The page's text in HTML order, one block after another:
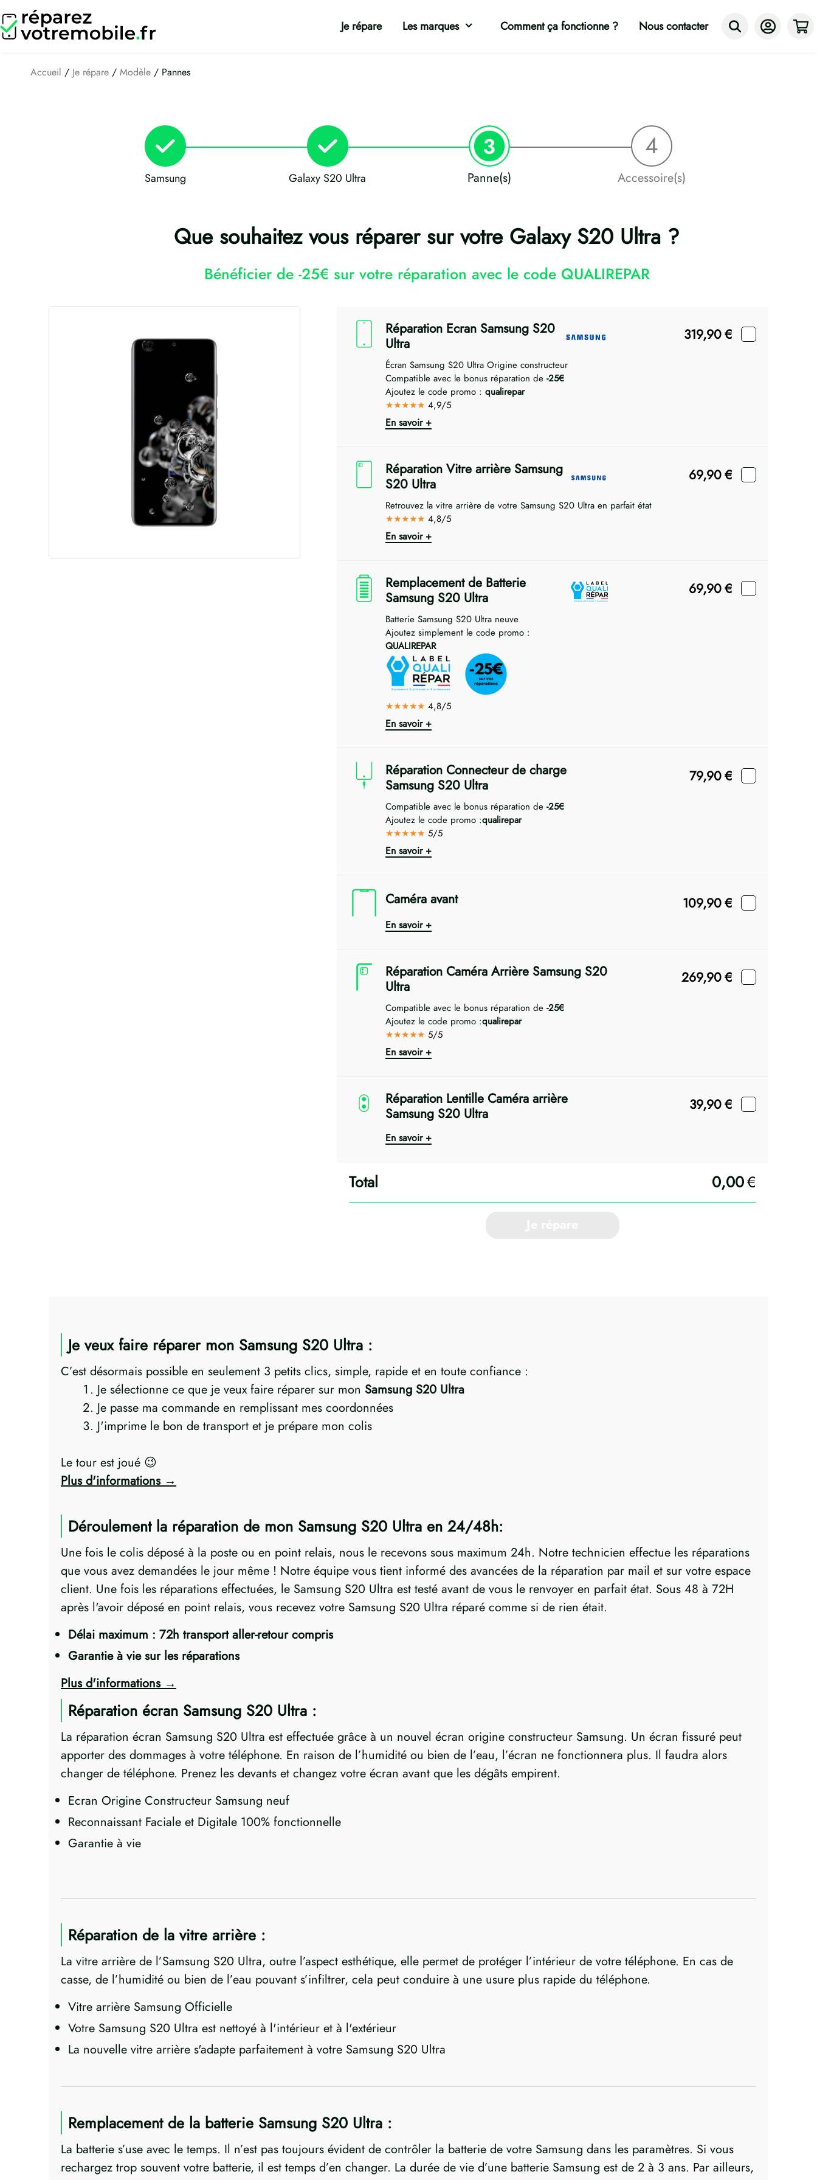
au
contenu Je répare Les marques Comment ça fonctionne ? Nous contacter
Accueil / Je répare / Modèle / Pannes
Samsung Galaxy S20 Ultra Panne(s) Accessoire(s)
Que souhaitez vous réparer sur votre Galaxy S20 Ultra ?
Bénéficier de -25€ sur votre réparation avec le code QUALIREPAR
Réparation Ecran Samsung S20
Ultra
319,90€
Écran Samsung S20 Ultra Origine constructeur
Compatible avec le bonus réparation de -25€
Ajoutez le code promo : qualirepar
★★★★★ 4,9/5
En savoir +
Réparation Vitre arrière Samsung
S20 Ultra
69,90€
Retrouvez la vitre arrière de votre Samsung S20 Ultra en parfait état
★★★★★ 4,8/5
En savoir +
Remplacement de Batterie
Samsung S20 Ultra
69,90€
Batterie Samsung S20 Ultra neuve
Ajoutez simplement le code promo :
QUALIREPAR
★★★★★ 4,8/5
En savoir +
Réparation Connecteur de charge
Samsung S20 Ultra
79,90€
Compatible avec le bonus réparation de -25€
Ajoutez le code promo :qualirepar
★★★★★ 5/5
En savoir +
Caméra avant 109,90€
En savoir +
Réparation Caméra Arrière Samsung S20
Ultra
269,90€
Compatible avec le bonus réparation de -25€
Ajoutez le code promo :qualirepar
★★★★★ 5/5
En savoir +
Réparation Lentille Caméra arrière
Samsung S20 Ultra
39,90€
En savoir +
0,00€
Je veux faire réparer mon Samsung S20 Ultra :
C’est désormais possible en seulement 3 petits clics, simple, rapide et en toute confiance :
Je sélectionne ce que je veux faire réparer sur mon Samsung S20 Ultra
Je passe ma commande en remplissant mes coordonnées
J'imprime le bon de transport et je prépare mon colis
Le tour est joué 😉
Plus d'informations
Déroulement la réparation de mon Samsung S20 Ultra en 24/48h:
Une fois le colis déposé à la poste ou en point relais, nous le recevons sous maximum 24h. Notre technicien effectue les réparations
que vous avez demandées le jour même ! Notre équipe vous tient informé des avancées de la réparation par mail et sur votre espace
client. Une fois les réparations effectuées, le Samsung S20 Ultra est testé avant de vous le renvoyer en parfait état. Sous 48 à 72H
après l'avoir déposé en point relais, vous recevez votre Samsung S20 Ultra réparé comme si de rien était.
Délai maximum : 72h transport aller-retour compris
Garantie à vie sur les réparations
Plus d'informations
Réparation écran Samsung S20 Ultra :
La réparation écran Samsung S20 Ultra est effectuée grâce à un nouvel écran origine constructeur Samsung. Un écran fissuré peut
apporter des dommages à votre téléphone. En raison de l’humidité ou bien de l’eau, l’écran ne fonctionnera plus. Il faudra alors
changer de téléphone. Prenez les devants et changez votre écran avant que les dégâts empirent.
Ecran Origine Constructeur Samsung neuf
Reconnaissant Faciale et Digitale 100% fonctionnelle
Garantie à vie
Réparation de la vitre arrière :
La vitre arrière de l’Samsung S20 Ultra, outre l’aspect esthétique, elle permet de protéger l’intérieur de votre téléphone. En cas de
casse, de l’humidité ou bien de l’eau pouvant s’infiltrer, cela peut conduire à une usure plus rapide du téléphone.
Vitre arrière Samsung Officielle
Votre Samsung S20 Ultra est nettoyé à l'intérieur et à l'extérieur
La nouvelle vitre arrière s'adapte parfaitement à votre Samsung S20 Ultra
Remplacement de la batterie Samsung S20 Ultra :
La batterie s’use avec le temps. Il n’est pas toujours évident de contrôler la batterie de votre Samsung dans les paramètres. Si vous
rechargez trop souvent votre batterie, il est temps d’en changer. La durée de vie d’une batterie Samsung est de 2 à 3 ans. Par ailleurs,